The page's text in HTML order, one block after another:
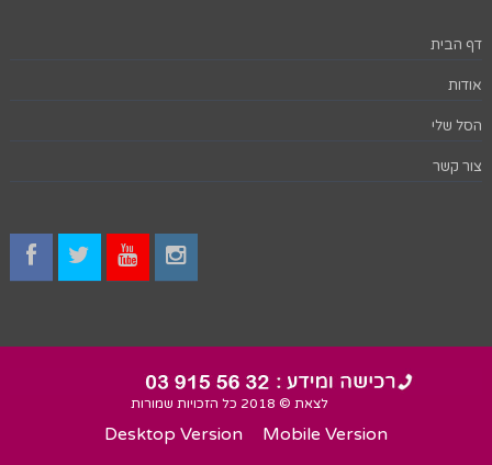
דף הבית
אודות
הסל שלי
צור קשר
לצאת © 2018 כל הזכויות שמורות
Desktop Version Mobile Version